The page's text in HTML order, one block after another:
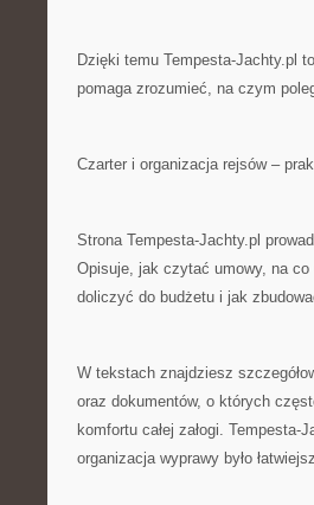
Dzięki temu Tempesta-Jachty.pl
pomaga zrozumieć, na czym
Czarter i organizacja rejsów –
Strona Tempesta-Jachty.pl
Opisuje, jak czytać umowy, na
doliczyć do budżetu i jak
W tekstach znajdziesz
oraz dokumentów, o których
komfortu całej załogi.
organizacja wyprawy było